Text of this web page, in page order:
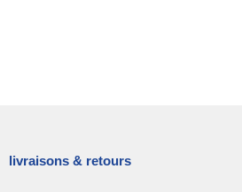
livraisons & retours